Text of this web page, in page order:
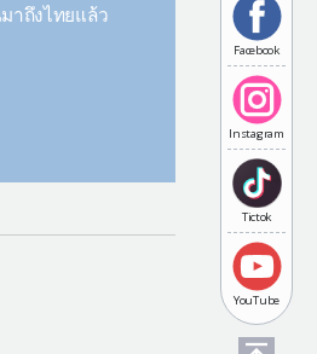
Facebook
Instagram
Tictok
YouTube
าถึงไทยแล้ว